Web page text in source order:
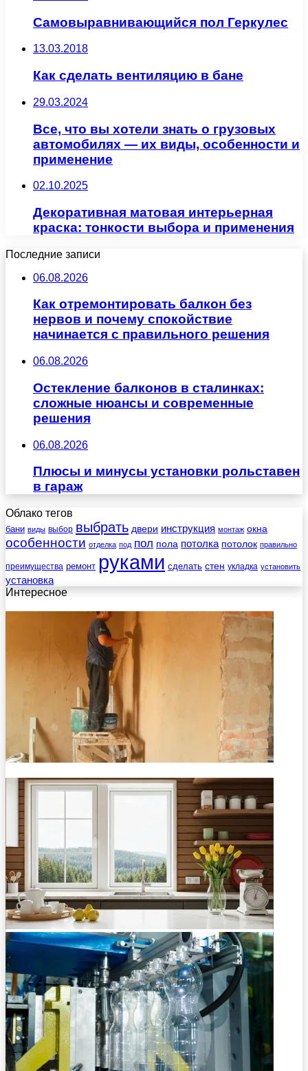
Самовыравнивающийся пол Геркулес
13.03.2018
Как сделать вентиляцию в бане
29.03.2024
Все, что вы хотели знать о грузовых
автомобилях — их виды, особенности и
применение
02.10.2025
Декоративная матовая интерьерная
краска: тонкости выбора и применения
Последние записи
06.08.2026
Как отремонтировать балкон без
нервов и почему спокойствие
начинается с правильного решения
06.08.2026
Остекление балконов в сталинках:
сложные нюансы и современные
решения
06.08.2026
Плюсы и минусы установки рольставен
в гараж
Облако тегов
бани виды выбор выбрать двери инструкция монтаж окна
особенности отделка под пол пола потолка потолок правильно
преимущества ремонт руками сделать стен укладка установить
установка
Интересное